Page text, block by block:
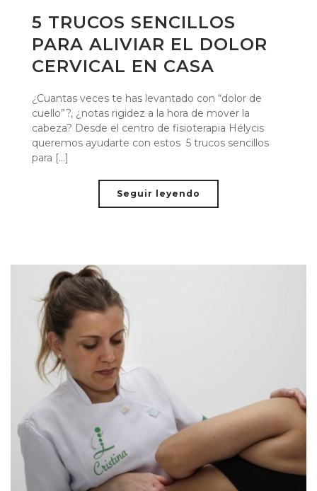
5 TRUCOS SENCILLOS
PARA ALIVIAR EL DOLOR
CERVICAL EN CASA
¿Cuantas veces te has levantado con “dolor de
cuello”?, ¿notas rigidez a la hora de mover la
cabeza? Desde el centro de fisioterapia Hélycis
queremos ayudarte con estos 5 trucos sencillos
para [...]
Seguir leyendo